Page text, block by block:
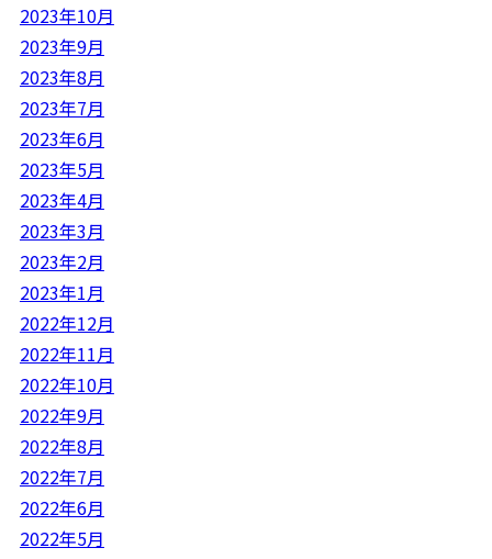
2023年10月
2023年9月
2023年8月
2023年7月
2023年6月
2023年5月
2023年4月
2023年3月
2023年2月
2023年1月
2022年12月
2022年11月
2022年10月
2022年9月
2022年8月
2022年7月
2022年6月
2022年5月